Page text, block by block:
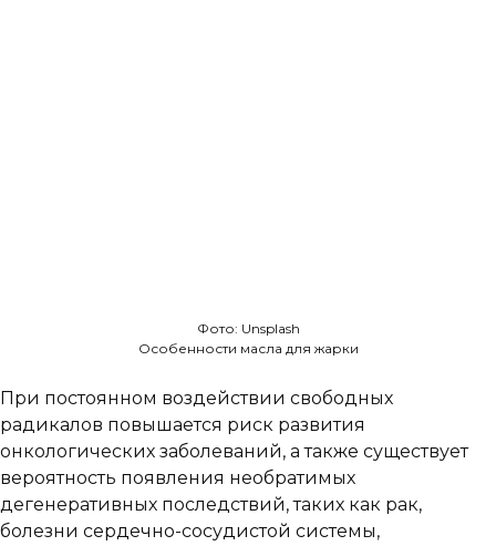
Фото: Unsplash
Особенности масла для жарки
При постоянном воздействии свободных
радикалов повышается риск развития
онкологических заболеваний, а также существует
вероятность появления необратимых
дегенеративных последствий, таких как рак,
болезни сердечно-сосудистой системы,